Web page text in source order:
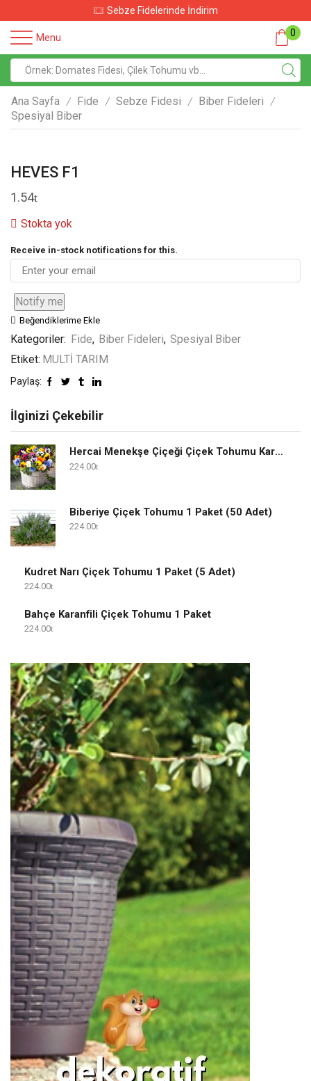
Sebze Fidelerinde İndirim
Menu 0
Ana Sayfa / Fide / Sebze Fidesi / Biber Fideleri /
Spesiyal Biber
HEVES F1
1.54
Stokta yok
Receive in-stock notifications for this.
Notify me
Beğendiklerime Ekle
Kategoriler: Fide, Biber Fideleri, Spesiyal Biber
Etiket: MULTİ TARIM
Paylaş:
İlginizi Çekebilir
Hercai Menekşe Çiçeği Çiçek Tohumu Karışık 1 Paket
224.00
Biberiye Çiçek Tohumu 1 Paket (50 Adet)
224.00
Kudret Narı Çiçek Tohumu 1 Paket (5 Adet)
224.00
Bahçe Karanfili Çiçek Tohumu 1 Paket
224.00